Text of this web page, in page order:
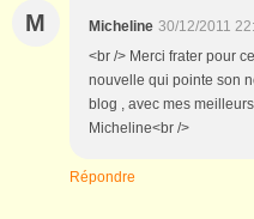
M Micheline 30/12/2011
<br /> Merci frater pour
nouvelle qui pointe son
blog , avec mes
Micheline<br />
Répondre